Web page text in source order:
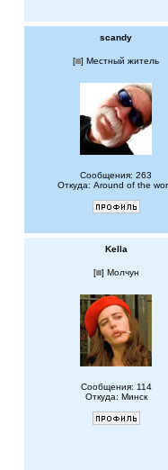
scandy
[ ] Местный житель
Сообщения: 263
Откуда: Around of the
Kella
[ ] Молчун
Сообщения: 114
Откуда: Минск